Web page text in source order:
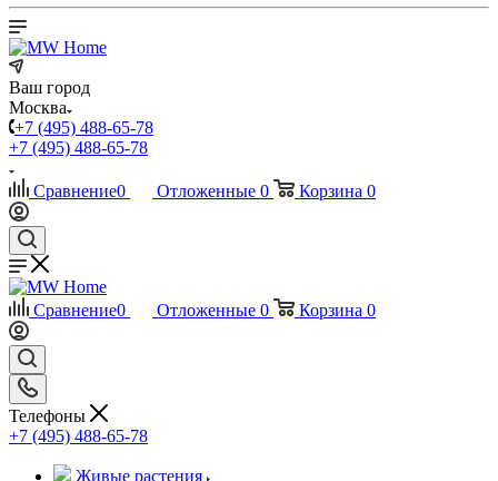
Ваш город
Москва
+7 (495) 488-65-78
+7 (495) 488-65-78
Сравнение0 Отложенные 0 Корзина 0
Сравнение0 Отложенные 0 Корзина 0
Телефоны
+7 (495) 488-65-78
Живые растения